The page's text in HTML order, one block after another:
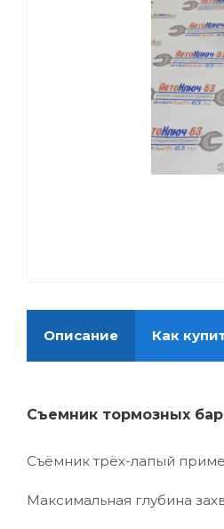
Описание Как
Съемник тормозных
Съёмник трёх-лапый
Максимальная глубина